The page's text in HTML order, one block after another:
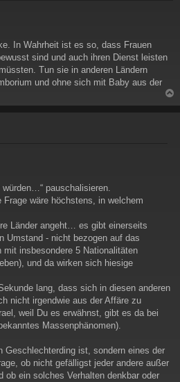
In Wahrheit ist es so, dass Frauen
sind und auch ihren Dienst leisten
Tun sie in anderen Ländern
und ohne sich mit Baby aus der
a
pauschalisieren.
wäre höchstens, in welchem
Länder angeht… es gibt einerseits
Umstand - nicht bezogen auf das
insbesondere 5 Nationalitäten
und da wirken sich hiesige
lang, dass sich in diesen anderen
nicht irgendwie aus der Affäre zu
weil Du es erwähnst, gibt es da bei
Massenphänomen).
Geschlechterding ist, sondern eines der
ob nicht gefälligst jeder andere außer
ob ein solches Verhalten denkbar oder